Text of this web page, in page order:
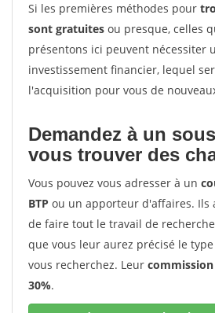
Si les premières méthodes pour
sont gratuites ou presque, celles
présentons ici peuvent nécessiter
investissement financier, lequel
l'acquisition pour vous de
Demandez à un
vous trouver des
Vous pouvez vous adresser à un
BTP ou un apporteur d'affaires. Ils
de faire tout le travail de
que vous leur aurez précisé le
vous recherchez. Leur
30%.